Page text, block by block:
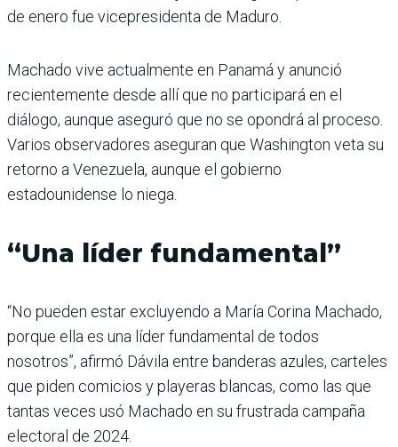
de enero fue vicepresidenta de Maduro.
Machado vive actualmente en Panamá y anunció
recientemente desde allí que no participará en el
diálogo, aunque aseguró que no se opondrá al proceso.
Varios observadores aseguran que Washington veta su
retorno a Venezuela, aunque el gobierno
estadounidense lo niega.
“Una líder fundamental”
“No pueden estar excluyendo a María Corina Machado,
porque ella es una líder fundamental de todos
nosotros”, afirmó Dávila entre banderas azules, carteles
que piden comicios y playeras blancas, como las que
tantas veces usó Machado en su frustrada campaña
electoral de 2024.